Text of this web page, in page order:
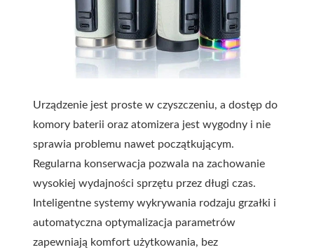
Urządzenie jest proste w czyszczeniu, a dostęp do
komory baterii oraz atomizera jest wygodny i nie
sprawia problemu nawet początkującym.
Regularna konserwacja pozwala na zachowanie
wysokiej wydajności sprzętu przez długi czas.
Inteligentne systemy wykrywania rodzaju grzałki i
automatyczna optymalizacja parametrów
zapewniają komfort użytkowania, bez